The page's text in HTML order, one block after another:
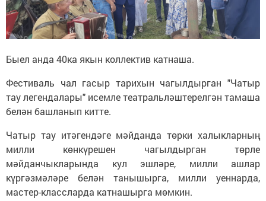
Быел анда 40ка якын коллектив катнаша.
Фестиваль чал гасыр тарихын чагылдырган "Чатыр
тау легендалары" исемле театральләштерелгән тамаша
белән башланып китте.
Чатыр тау итәгендәге мәйданда төрки халыкларның
милли көнкүрешен чагылдырган төрле
мәйданчыкларында кул эшләре, милли ашлар
күргәзмәләре белән танышырга, милли уеннарда,
мастер-классларда катнашырга мөмкин.